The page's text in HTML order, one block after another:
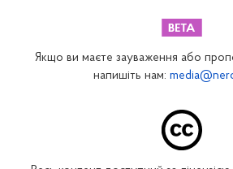
Якщо ви маєте зауваження або
напишіть нам: